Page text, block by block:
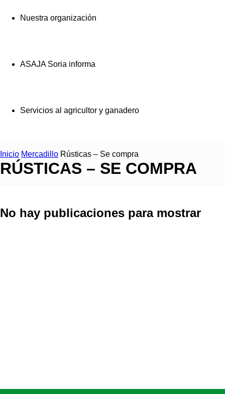
Nuestra organización
ASAJA Soria informa
Servicios al agricultor y ganadero
Inicio Mercadillo Rústicas – Se compra
RÚSTICAS – SE COMPRA
No hay publicaciones para mostrar